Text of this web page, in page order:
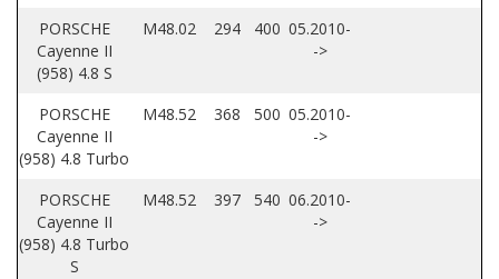
PORSCHE
Cayenne II
(958) 4.8 S
M48.02 294 400 05.2010-
->
PORSCHE
Cayenne II
(958) 4.8 Turbo
M48.52 368 500 05.2010-
->
PORSCHE
Cayenne II
(958) 4.8 Turbo
S
M48.52 397 540 06.2010-
->